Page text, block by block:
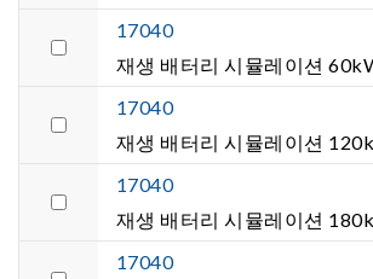
17040
재생 배터리 시뮬레이션
17040
재생 배터리 시뮬레이션
17040
재생 배터리 시뮬레이션
17040